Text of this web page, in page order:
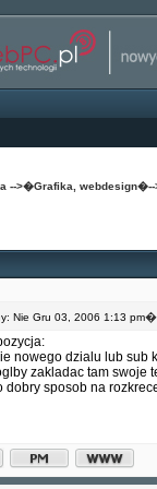
-->�Grafika, webdesign
Nie Gru 03, 2006 1:13 pm�
nowego dzialu lub sub
zakladac tam swoje
dobry sposob na